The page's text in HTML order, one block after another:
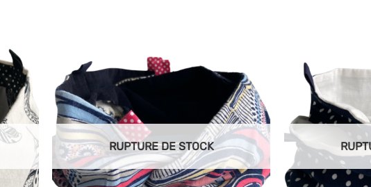
Ajouter
à mes
articles
favoris
Ajouter
à mes
articles
favoris
RUPTURE DE STOCK